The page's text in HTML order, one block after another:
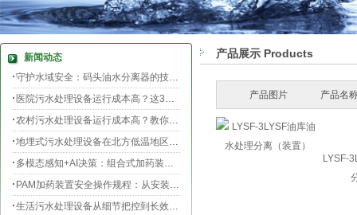
新闻动态
守护水域安全：码头油水分离器的技术升级与效能提升
医院污水处理设备运行成本高？这3个环节最烧钱
农村污水处理设备运行成本高？教你三招轻松降低运维费用！
地埋式污水处理设备在北方低温地区的运行稳定性：挑战与对策
多模态感知+AI决策：组合式加药装置的智能运维新范式
PAM加药装置安全操作规程：从安装到运维的全流程规范
生活污水处理设备从细节把控到长效运行的全流程指南
产品展示 Products
产品图片 产品名
LYSF-